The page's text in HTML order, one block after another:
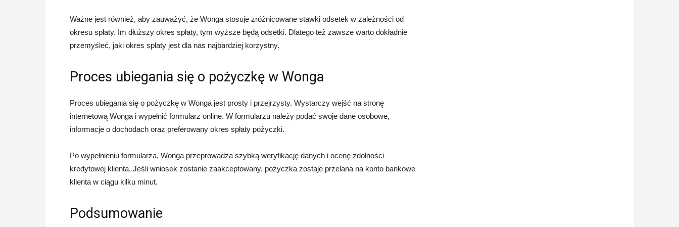
Ważne jest również, aby zauważyć, że Wonga stosuje zróżnicowane stawki odsetek w zależności od
okresu spłaty. Im dłuższy okres spłaty, tym wyższe będą odsetki. Dlatego też zawsze warto dokładnie
przemyśleć, jaki okres spłaty jest dla nas najbardziej korzystny.
Proces ubiegania się o pożyczkę w Wonga
Proces ubiegania się o pożyczkę w Wonga jest prosty i przejrzysty. Wystarczy wejść na stronę
internetową Wonga i wypełnić formularz online. W formularzu należy podać swoje dane osobowe,
informacje o dochodach oraz preferowany okres spłaty pożyczki.
Po wypełnieniu formularza, Wonga przeprowadza szybką weryfikację danych i ocenę zdolności
kredytowej klienta. Jeśli wniosek zostanie zaakceptowany, pożyczka zostaje przelana na konto bankowe
klienta w ciągu kilku minut.
Podsumowanie